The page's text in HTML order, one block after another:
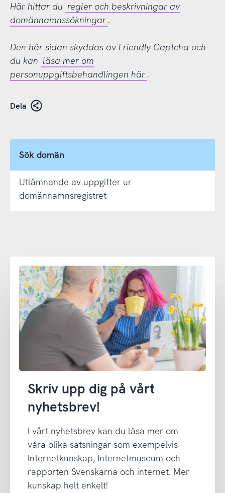
Här hittar du regler och beskrivningar av
domännamnssökningar .
Den här sidan skyddas av Friendly Captcha och
du kan läsa mer om
personuppgiftsbehandlingen här .
Dela
Sök domän
Utlämnande av uppgifter ur
domännamnsregistret
Skriv upp dig på vårt
nyhetsbrev!
I vårt nyhetsbrev kan du läsa mer om
våra olika satsningar som exempelvis
Internetkunskap, Internetmuseum och
rapporten Svenskarna och internet. Mer
kunskap helt enkelt!